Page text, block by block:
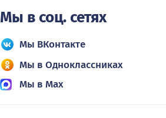
Мы в соц. сетях
Мы ВКонтакте
Мы в Одноклассниках
Мы в Max